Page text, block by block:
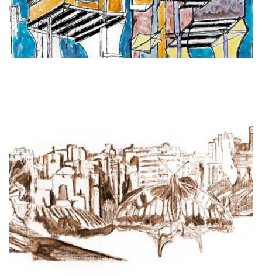
אוגוסט 17, 2025
בשולי ההפגנות | יום העצירה
קרא עוד ←